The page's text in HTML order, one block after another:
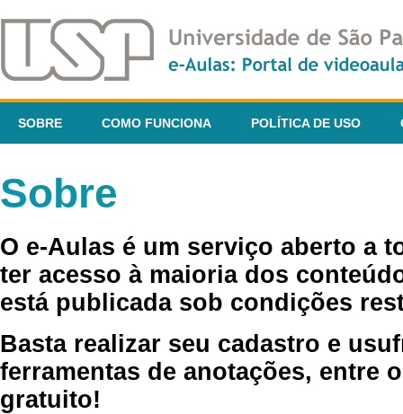
SOBRE COMO FUNCIONA POLÍTICA DE USO
Sobre
O e-Aulas é um serviço aberto a
ter acesso à maioria dos
está publicada sob condições
Basta realizar seu cadastro e
ferramentas de anotações, entre
gratuito!